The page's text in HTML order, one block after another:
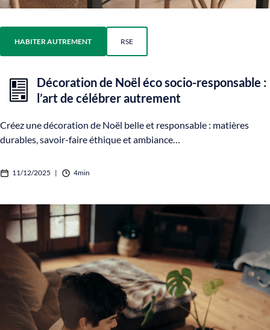
HABITER AUTREMENT RSE
Décoration de Noël éco socio-responsable :
l’art de célébrer autrement
Créez une décoration de Noël belle et responsable : matières
durables, savoir-faire éthique et ambiance…
11/12/2025 | 4min